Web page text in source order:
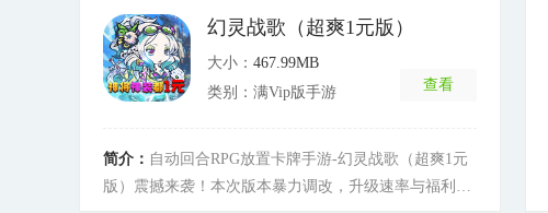
了完美的融合。而作为天选之人的你将有机会探索魔法
世界的奥妙，并与一百多位充满个性又富含故事的英雄
并肩作战，赶紧来凯瑞斯大陆讨伐魔王，成为真正的勇
者吧！[详细]
幻灵战歌（超爽1元版）
大小： 467.99MB
类别：满Vip版手游
查看
简介： 自动回合RPG放置卡牌手游-幻灵战歌（超爽1元
版）震撼来袭！本次版本暴力调改，升级速率与福利力